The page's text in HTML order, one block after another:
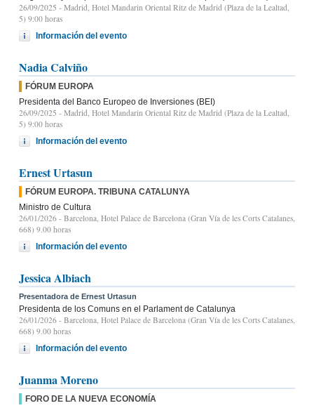
26/09/2025 - Madrid, Hotel Mandarin Oriental Ritz de Madrid (Plaza de la Lealtad,
5) 9:00 horas
Información del evento
Nadia Calviño
FÓRUM EUROPA
Presidenta del Banco Europeo de Inversiones (BEI)
26/09/2025 - Madrid, Hotel Mandarin Oriental Ritz de Madrid (Plaza de la Lealtad,
5) 9:00 horas
Información del evento
Ernest Urtasun
FÓRUM EUROPA. TRIBUNA CATALUNYA
Ministro de Cultura
26/01/2026 - Barcelona, Hotel Palace de Barcelona (Gran Vía de les Corts Catalanes,
668) 9.00 horas
Información del evento
Jessica Albiach
Presentadora de Ernest Urtasun
Presidenta de los Comuns en el Parlament de Catalunya
26/01/2026 - Barcelona, Hotel Palace de Barcelona (Gran Vía de les Corts Catalanes,
668) 9.00 horas
Información del evento
Juanma Moreno
FORO DE LA NUEVA ECONOMÍA